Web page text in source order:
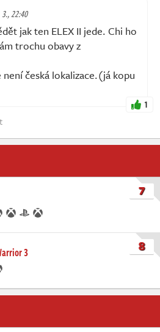
22:40
jak ten ELEX II jede. Chi ho
trochu obavy z
česká lokalizace.(já kopu
1
7
3 8